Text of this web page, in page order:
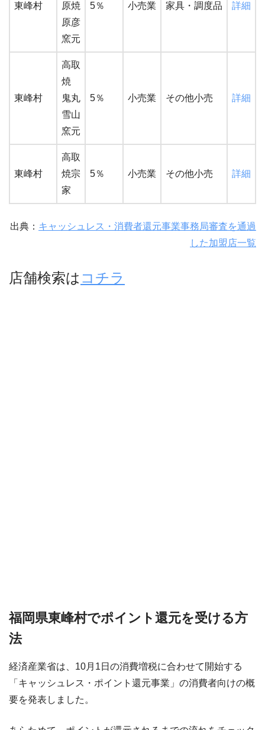
東峰村
原焼
原彦
窯元
5％ 小売業 家具・調度品 詳細
東峰村
高取
焼
鬼丸
雪山
窯元
5％ 小売業 その他小売 詳細
東峰村
高取
焼宗
家
5％ 小売業 その他小売 詳細
出典： キャッシュレス・消費者還元事業事務局審査を通過
した加盟店一覧
店舗検索は コチラ
福岡県東峰村でポイント還元を受ける方
法
経済産業省は、10月1日の消費増税に合わせて開始する
「キャッシュレス・ポイント還元事業」の消費者向けの概
要を発表しました。